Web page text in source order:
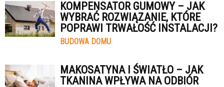
KOMPENSATOR GUMOWY – JAK
WYBRAĆ ROZWIĄZANIE, KTÓRE
POPRAWI TRWAŁOŚĆ INSTALACJI?
BUDOWA DOMU
MAKOSATYNA I ŚWIATŁO – JAK
TKANINA WPŁYWA NA ODBIÓR